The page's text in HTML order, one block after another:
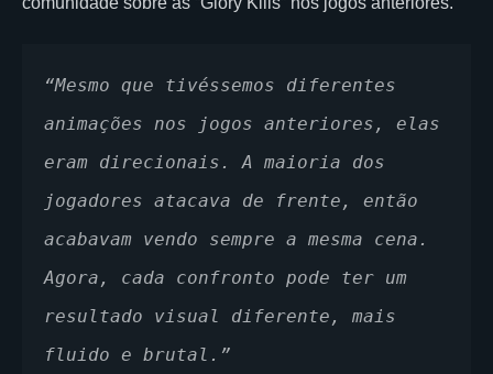
“Mesmo que tivéssemos diferentes
animações nos jogos anteriores, elas
eram direcionais. A maioria dos
jogadores atacava de frente, então
acabavam vendo sempre a mesma cena.
Agora, cada confronto pode ter um
resultado visual diferente, mais
fluido e brutal.”